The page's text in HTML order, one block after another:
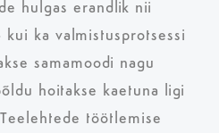
hulgas erandlik nii
kui ka valmistusprotsessi
samamoodi nagu
hoitakse kaetuna ligi
töötlemise